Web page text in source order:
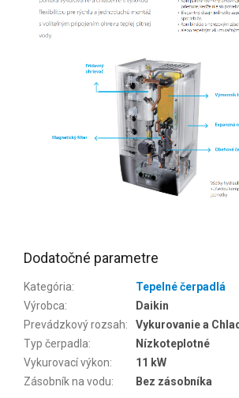
Dodatočné parametre
Kategória:
Tepelné čerpadlá
Výrobca:
Daikin
Prevádzkový rozsah:
Vykurovanie a
Typ čerpadla:
Nízkoteplotné
Vykurovací výkon:
11 kW
Zásobník na vodu: Bez zásobníka